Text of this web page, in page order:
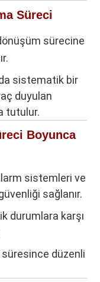
Süreci
sürecine
sistematik bir
duyulan
tutulur.
Boyunca
sistemleri ve
sağlanır.
durumlara karşı
düzenli